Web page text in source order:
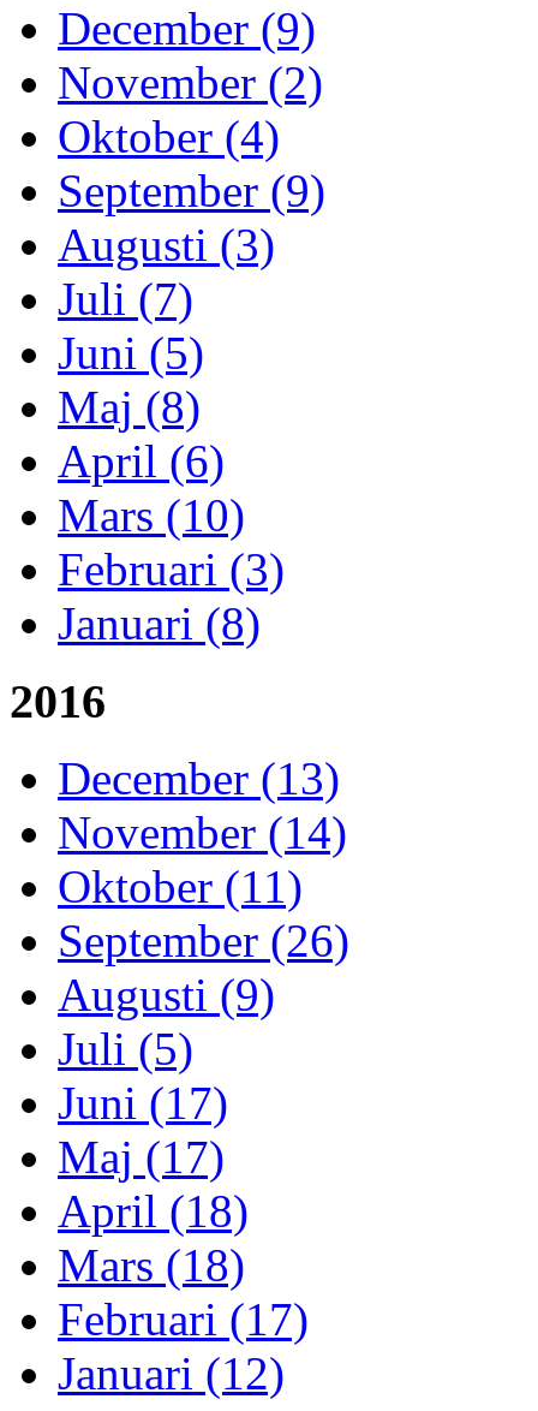
December (9)
November (2)
Oktober (4)
September (9)
Augusti (3)
Juli (7)
Juni (5)
Maj (8)
April (6)
Mars (10)
Februari (3)
Januari (8)
2016
December (13)
November (14)
Oktober (11)
September (26)
Augusti (9)
Juli (5)
Juni (17)
Maj (17)
April (18)
Mars (18)
Februari (17)
Januari (12)